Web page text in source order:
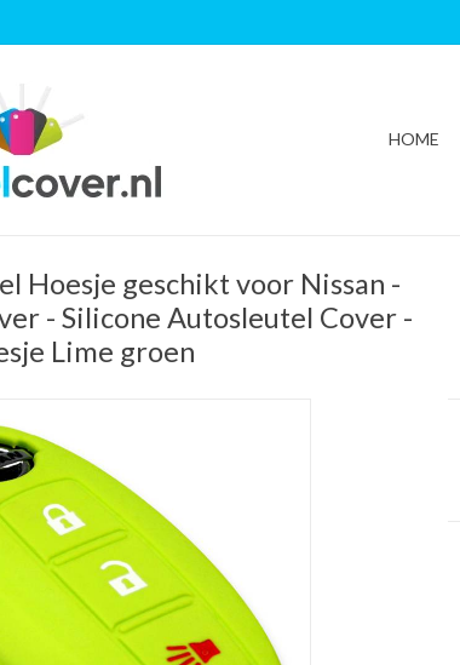
HOME
Hoesje geschikt voor Nissan -
- Silicone Autosleutel Cover -
Lime groen